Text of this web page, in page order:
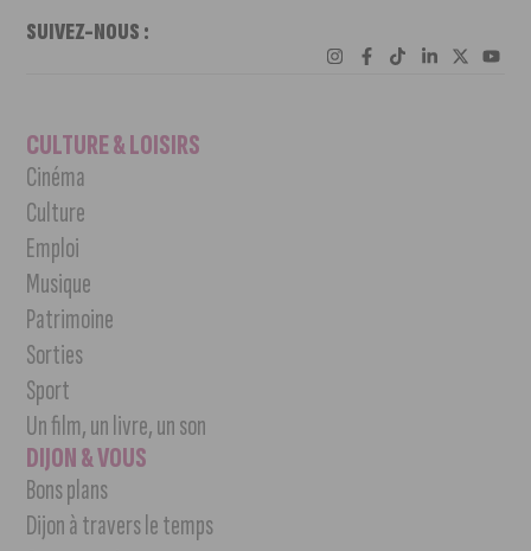
SUIVEZ-NOUS :
CULTURE & LOISIRS
Cinéma
Culture
Emploi
Musique
Patrimoine
Sorties
Sport
Un film, un livre, un son
DIJON & VOUS
Bons plans
Dijon à travers le temps